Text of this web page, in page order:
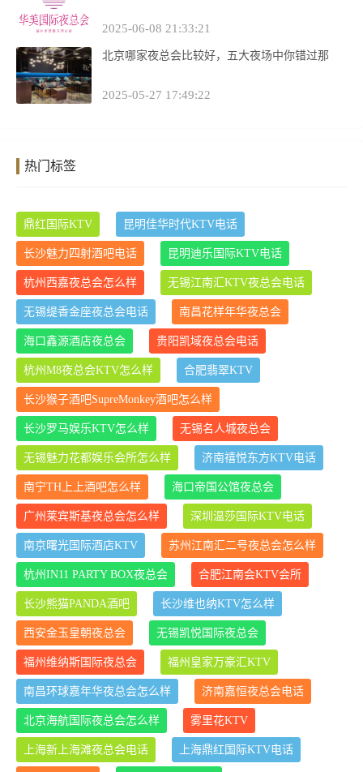
2025-06-08 21:33:21
北京哪家夜总会比较好，五大夜场中你错过那
2025-05-27 17:49:22
热门标签
鼎红国际KTV 昆明佳华时代KTV电话
长沙魅力四射酒吧电话 昆明迪乐国际KTV电话
杭州西嘉夜总会怎么样 无锡江南汇KTV夜总会电话
无锡缇香金座夜总会电话 南昌花样年华夜总会
海口鑫源酒店夜总会 贵阳凯域夜总会电话
杭州M8夜总会KTV怎么样 合肥翡翠KTV
长沙猴子酒吧SupreMonkey酒吧怎么样
长沙罗马娱乐KTV怎么样 无锡名人城夜总会
无锡魅力花都娱乐会所怎么样 济南禧悦东方KTV电话
南宁TH上上酒吧怎么样 海口帝国公馆夜总会
广州莱宾斯基夜总会怎么样 深圳温莎国际KTV电话
南京曙光国际酒店KTV 苏州江南汇二号夜总会怎么样
杭州IN11 PARTY BOX夜总会 合肥江南会KTV会所
长沙熊猫PANDA酒吧 长沙维也纳KTV怎么样
西安金玉皇朝夜总会 无锡凯悦国际夜总会
福州维纳斯国际夜总会 福州皇家万豪汇KTV
南昌环球嘉年华夜总会怎么样 济南嘉恒夜总会电话
北京海航国际夜总会怎么样 雾里花KTV
上海新上海滩夜总会电话 上海鼎红国际KTV电话